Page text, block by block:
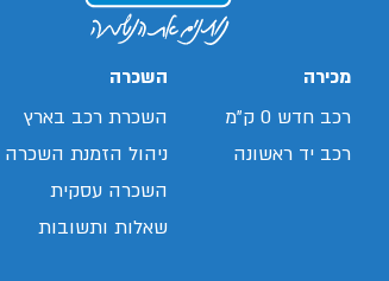
מכירה
רכב חדש 0 ק"מ
רכב יד ראשונה
השכרה
השכרת רכב בארץ
ניהול הזמנת השכרה
השכרה עסקית
שאלות ותשובות